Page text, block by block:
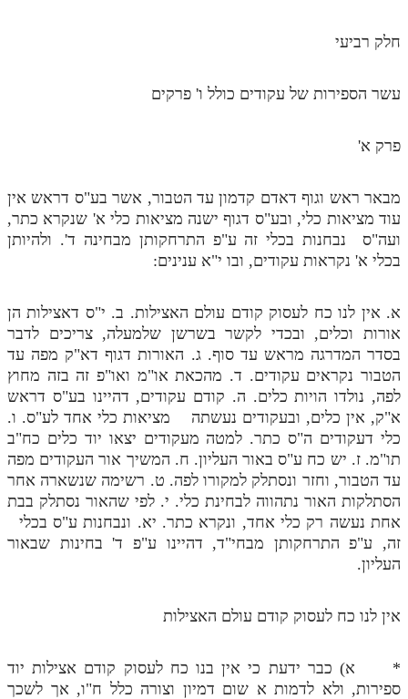
תלמוד עשר הספירות חלק ז
תלמוד עשר הספירות חלק י
תלמוד עשר הספירות חלק יב
תלמוד עשר הספירות חלק יג
תלמוד עשר הספירות חלק טו
תלמוד עשר הספירות חלק טז
בית שער הכוונות
אודות האתר
אודות האתר
בעל הסולם
אתר הבית
לאתר ספר הרב
חלק רביעי
עשר הספירות של עקודים כולל ו' פרקים
פרק א'
מבאר ראש וגוף דאדם קדמון עד הטבור, אשר בע"ס דראש אין
עוד מציאות כלי, ובע"ס דגוף ישנה מציאות כלי א' שנקרא כתר,
ועה"ס נבחנות בכלי זה ע"פ התרחקותן מבחינה ד'. ולהיותן
בכלי א' נקראות עקודים, ובו י"א ענינים:
א. אין לנו כח לעסוק קודם עולם האצילות. ב. י"ס דאצילות הן
אורות וכלים, ובכדי לקשר בשרשן שלמעלה, צריכים לדבר
בסדר המדרגה מראש עד סוף. ג. האורות דגוף דא"ק מפה עד
הטבור נקראים עקודים. ד. מהכאת או"מ ואו"פ זה בזה מחוץ
לפה, נולדו הויות כלים. ה. קודם עקודים, דהיינו בע"ס דראש
א"ק, אין כלים, ובעקודים נעשתה מציאות כלי אחד לע"ס. ו.
כלי דעקודים ה"ס כתר. למטה מעקודים יצאו יוד כלים כח"ב
תו"מ. ז. יש כח ע"ס באור העליון. ח. המשיך אור העקודים מפה
עד הטבור, וחזר ונסתלק למקורו לפה. ט. רשימה שנשארה אחר
הסתלקות האור נתהווה לבחינת כלי. י. לפי שהאור נסתלק בבת
אחת נעשה רק כלי אחד, ונקרא כתר. יא. ונבחנות ע"ס בכלי
זה, ע"פ התרחקותן מבחי"ד, דהיינו ע"פ ד' בחינות שבאור
העליון.
אין לנו כח לעסוק קודם עולם האצילות
* א) כבר ידעת כי אין בנו כח לעסוק קודם אצילות יוד
ספירות, ולא לדמות א שום דמיון וצורה כלל ח"ו, אך לשכך